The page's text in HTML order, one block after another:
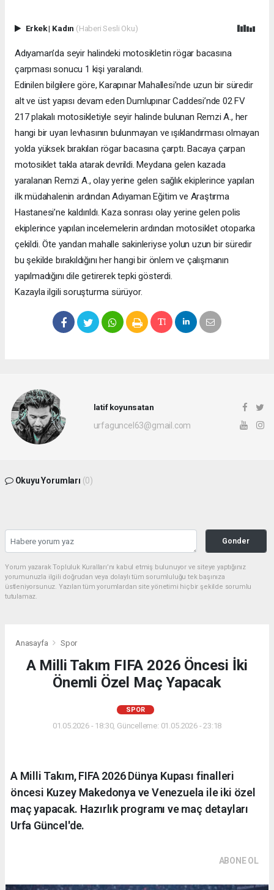
Erkek| Kadın (Haberi Sesli Oku)
Adıyaman’da seyir halindeki motosikletin rögar bacasına
çarpması sonucu 1 kişi yaralandı.
Edinilen bilgilere göre, Karapınar Mahallesi’nde uzun bir süredir
alt ve üst yapısı devam eden Dumlupınar Caddesi’nde 02 FV
217 plakalı motosikletiyle seyir halinde bulunan Remzi A., her
hangi bir uyarı levhasının bulunmayan ve ışıklandırması olmayan
yolda yüksek bırakılan rögar bacasına çarptı. Bacaya çarpan
motosiklet takla atarak devrildi. Meydana gelen kazada
yaralanan Remzi A., olay yerine gelen sağlık ekiplerince yapılan
ilk müdahalenin ardından Adıyaman Eğitim ve Araştırma
Hastanesi’ne kaldırıldı. Kaza sonrası olay yerine gelen polis
ekiplerince yapılan incelemelerin ardından motosiklet otoparka
çekildi. Öte yandan mahalle sakinleriyse yolun uzun bir süredir
bu şekilde bırakıldığını her hangi bir önlem ve çalışmanın
yapılmadığını dile getirerek tepki gösterdi.
Kazayla ilgili soruşturma sürüyor.
latif koyunsatan
urfaguncel63@gmail.com
Okuyu Yorumları (0)
Gonder
Yorum yazarak Topluluk Kuralları’nı kabul etmiş bulunuyor ve siteye yaptığınız
yorumunuzla ilgili doğrudan veya dolaylı tüm sorumluluğu tek başınıza
üstleniyorsunuz. Yazılan tüm yorumlardan site yönetimi hiçbir şekilde sorumlu
tutulamaz.
Anasayfa Spor
A Milli Takım FIFA 2026 Öncesi İki
Önemli Özel Maç Yapacak
SPOR
01.05.2026 - 18:30, Güncelleme: 01.05.2026 - 23:18
A Milli Takım, FIFA 2026 Dünya Kupası finalleri
öncesi Kuzey Makedonya ve Venezuela ile iki özel
maç yapacak. Hazırlık programı ve maç detayları
Urfa Güncel'de.